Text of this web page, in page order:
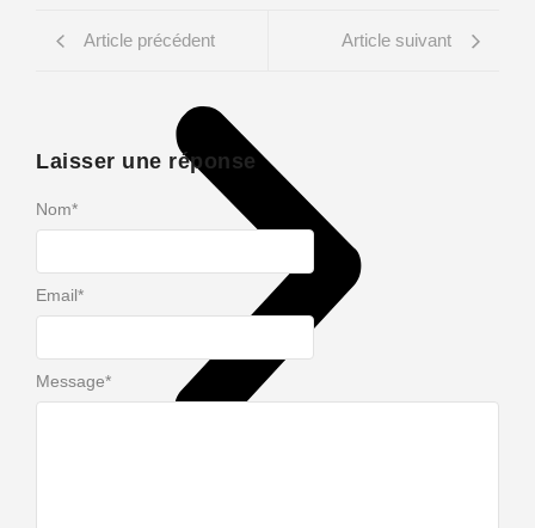
Article précédent Article suivant
Laisser une réponse
Message*
Nom*
Email*